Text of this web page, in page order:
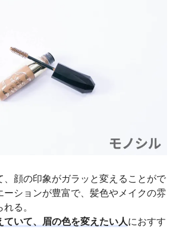
、顔の印象がガラッと変えることがで
ーションが豊富で、髪色やメイクの雰
る。
ていて、眉の色を変えたい人におすす